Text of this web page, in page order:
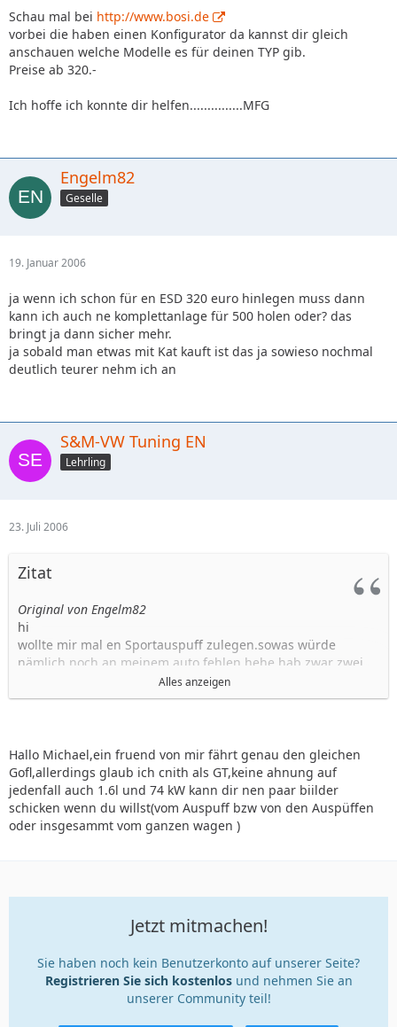
Schau mal bei http://www.bosi.de
vorbei die haben einen Konfigurator da kannst dir gleich
anschauen welche Modelle es für deinen TYP gib.
Preise ab 320.-
Ich hoffe ich konnte dir helfen...............MFG
Engelm82
Geselle
19. Januar 2006
ja wenn ich schon für en ESD 320 euro hinlegen muss dann
kann ich auch ne komplettanlage für 500 holen oder? das
bringt ja dann sicher mehr.
ja sobald man etwas mit Kat kauft ist das ja sowieso nochmal
deutlich teurer nehm ich an
S&M-VW Tuning EN
Lehrling
23. Juli 2006
Zitat
Original von Engelm82
hi
wollte mir mal en Sportauspuff zulegen.sowas würde
nämlich noch an meinem auto fehlen.hehe hab zwar zwei
rohre schon aber das sind ja die kleinem vom GTI:-)
was könnt ihr denn so empfehlen?
allerdings 370 euro.
die gibts doch sicher auch günstiger oder?
Komplettanlagen sind ja sicher noch deutlich teurer.
würd mich freuen wenn ihr mir paar sachen empfehlen
könntet und vielleicht den ungefähren preis nennen
könntet.
Michael
Alles anzeigen
Hallo Michael,ein fruend von mir fährt genau den gleichen
Gofl,allerdings glaub ich cnith als GT,keine ahnung auf
jedenfall auch 1.6l und 74 kW kann dir nen paar biilder
schicken wenn du willst(vom Auspuff bzw von den Auspüffen
oder insgesammt vom ganzen wagen )
Jetzt mitmachen!
Sie haben noch kein Benutzerkonto auf unserer Seite?
Registrieren Sie sich kostenlosund nehmen Sie an
unserer Community teil!